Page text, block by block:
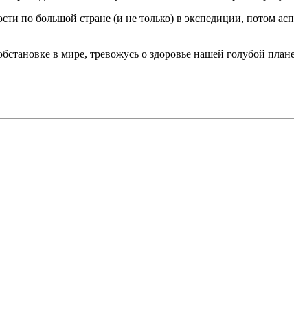
по большой стране (и не только) в экспедиции, потом
в мире, тревожусь о здоровье нашей голубой